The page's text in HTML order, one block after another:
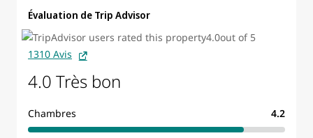
Évaluation de Trip Advisor
1310 Avis
4.0 Très bon
Chambres 4.2